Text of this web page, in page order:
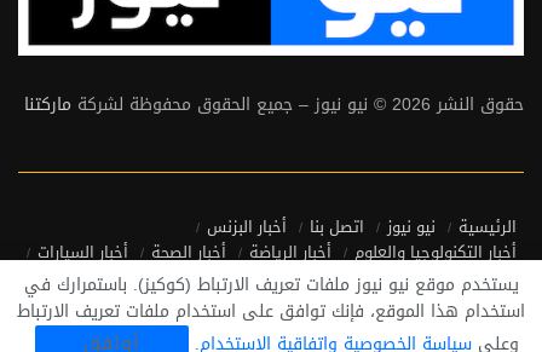
حقوق النشر 2026 © نيو نيوز – جميع الحقوق محفوظة لشركة ماركتنا
الرئيسية نيو نيوز اتصل بنا
أخبار البزنس
أخبار التكنولوجيا والعلوم
أخبار الرياضة أخبار الصحة
أخبار السيارات
أخبار منوعة
أخبار من حول العالم
سياسة الخصوصية واتفاقية الاستخدام
يستخدم موقع نيو نيوز ملفات تعريف الارتباط (كوكيز). باستمرارك في
استخدام هذا الموقع، فإنك توافق على استخدام ملفات تعريف الارتباط
وعلى سياسة الخصوصية واتفاقية الاستخدام. أوافق